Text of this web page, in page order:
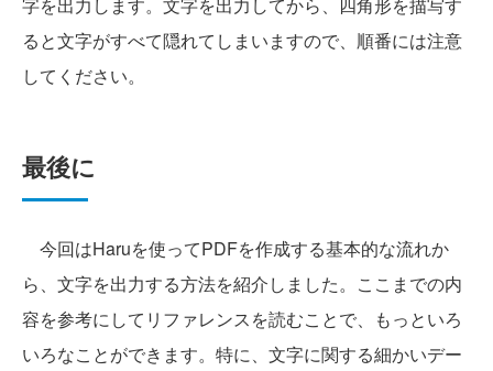
字を出力します。文字を出力してから、四角形を描写す
ると文字がすべて隠れてしまいますので、順番には注意
してください。
最後に
今回はHaruを使ってPDFを作成する基本的な流れか
ら、文字を出力する方法を紹介しました。ここまでの内
容を参考にしてリファレンスを読むことで、もっといろ
いろなことができます。特に、文字に関する細かいデー